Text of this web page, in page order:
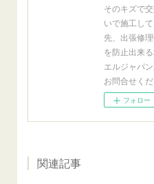
そのキズで
いで施工し
先、出張修
を防止出来
エルジャパ
お問合せく
フォロー
関連記事